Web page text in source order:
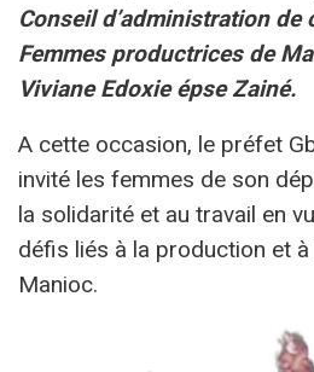
Conseil d’administration de
Femmes productrices de
Viviane Edoxie épse Zainé.
A cette occasion, le préfet
invité les femmes de son
la solidarité et au travail en
défis liés à la production et
Manioc.